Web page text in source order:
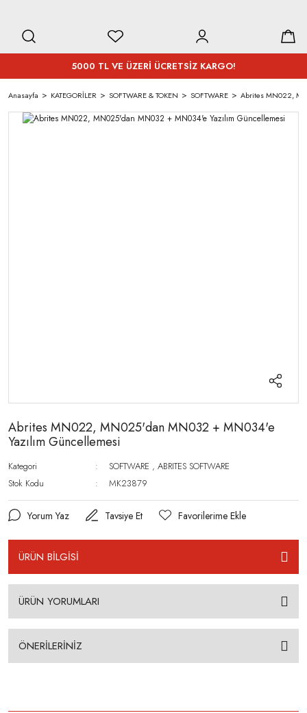
5000 TL VE ÜZERİ ÜCRETSİZ KARGO!
Anasayfa KATEGORİLER SOFTWARE & TOKEN SOFTWARE Abrites MN022,
Abrites MN022, MN025'dan MN032 + MN034'e
Yazılım Güncellemesi
Kategori SOFTWARE ,ABRITES SOFTWARE
Stok Kodu
MK23879
Yorum Yaz Tavsiye Et
ÜRÜN BİLGİSİ
ÜRÜN YORUMLARI
ÖNERİLERİNİZ